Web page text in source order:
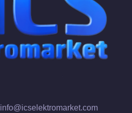
info@icselektromarket.com